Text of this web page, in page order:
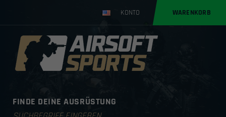
KONTO WARENKORB
FINDE DEINE AUSRÜSTUNG
Products